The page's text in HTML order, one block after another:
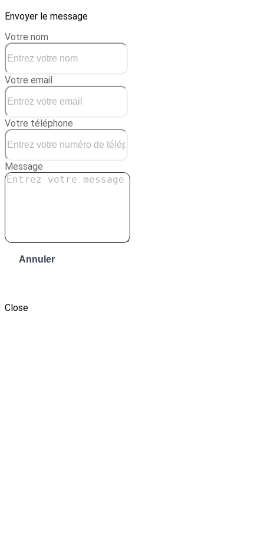
Envoyer le message
Votre nom
Votre email
Votre téléphone
Message
Annuler
Close